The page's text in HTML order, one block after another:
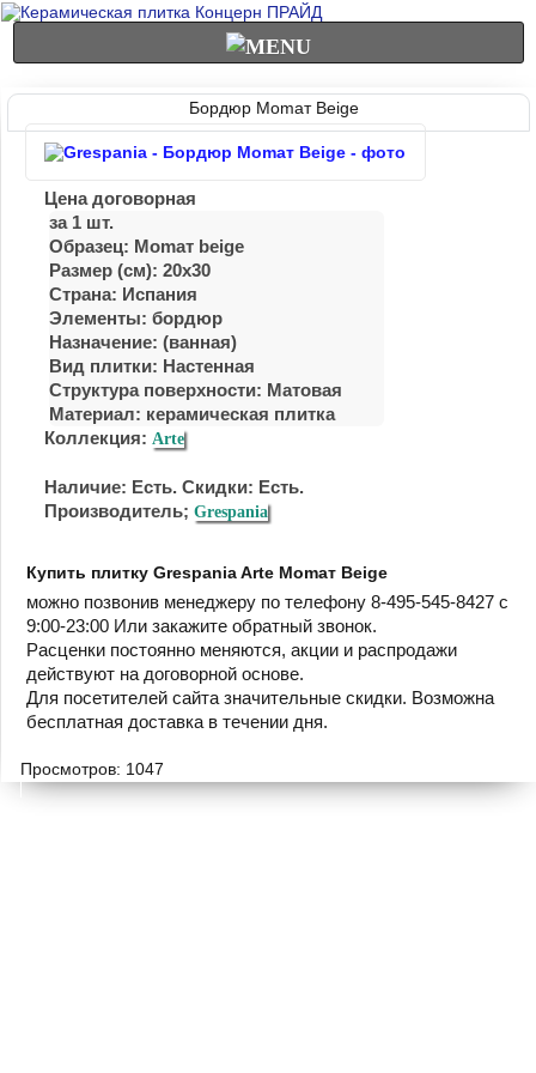
Бордюр Momaт Beige
Цена договорная
за 1 шт.
Образец: Momaт beige
Размер (см): 20x30
Страна: Испания
Элементы: бордюр
Назначение: (ванная)
Вид плитки: Настенная
Структура поверхности: Матовая
Материал: керамическая плитка
Коллекция: Arte
Наличие: Есть. Скидки: Есть.
Производитель; Grespania
Купить плитку Grespania Arte Momaт Beige
можно позвонив менеджеру по телефону 8-495-545-8427 с
9:00-23:00 Или закажите обратный звонок.
Расценки постоянно меняются, акции и распродажи
действуют на договорной основе.
Для посетителей сайта значительные скидки. Возможна
бесплатная доставка в течении дня.
Просмотров: 1047